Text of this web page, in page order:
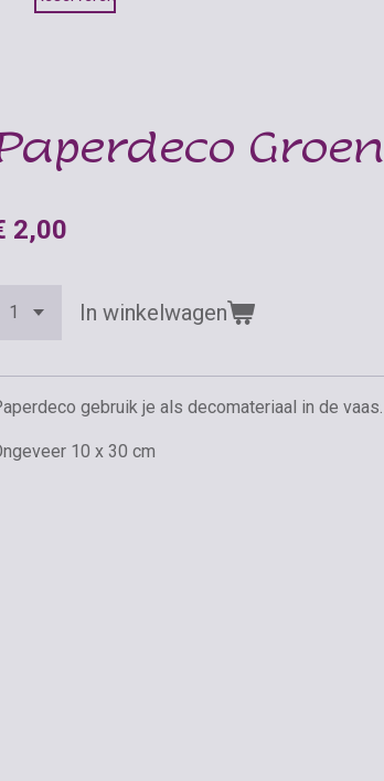
Groen
2,00
In winkelwagen
gebruik je als decomateriaal in de vaas.
10 x 30 cm